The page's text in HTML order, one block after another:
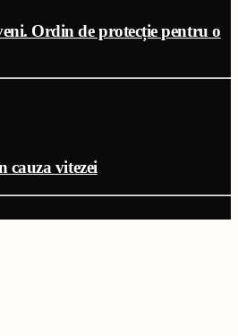
Ordin de protecție pentru o
cauza vitezei